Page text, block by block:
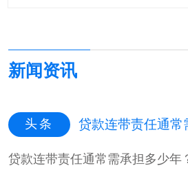
新闻资讯
头条 贷款连带责任通常
贷款连带责任通常需承担多少年